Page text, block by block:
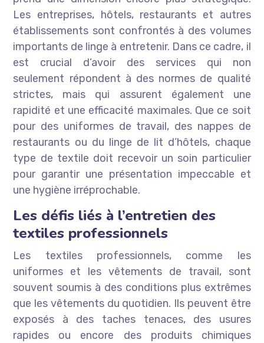
Les entreprises, hôtels, restaurants et autres
établissements sont confrontés à des volumes
importants de linge à entretenir. Dans ce cadre, il
est crucial d’avoir des services qui non
seulement répondent à des normes de qualité
strictes, mais qui assurent également une
rapidité et une efficacité maximales. Que ce soit
pour des uniformes de travail, des nappes de
restaurants ou du linge de lit d’hôtels, chaque
type de textile doit recevoir un soin particulier
pour garantir une présentation impeccable et
une hygiène irréprochable.
Les défis liés à l’entretien des
textiles professionnels
Les textiles professionnels, comme les
uniformes et les vêtements de travail, sont
souvent soumis à des conditions plus extrêmes
que les vêtements du quotidien. Ils peuvent être
exposés à des taches tenaces, des usures
rapides ou encore des produits chimiques